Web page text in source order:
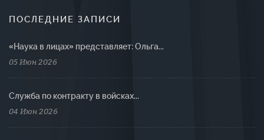
ПОСЛЕДНИЕ ЗАПИСИ
«Наука в лицах» представляет: Ольга...
05 Июн 2026
Cлужба по контракту в войсках...
04 Июн 2026